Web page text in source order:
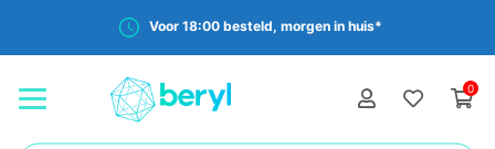
Voor 18:00 besteld, morgen in huis*
0